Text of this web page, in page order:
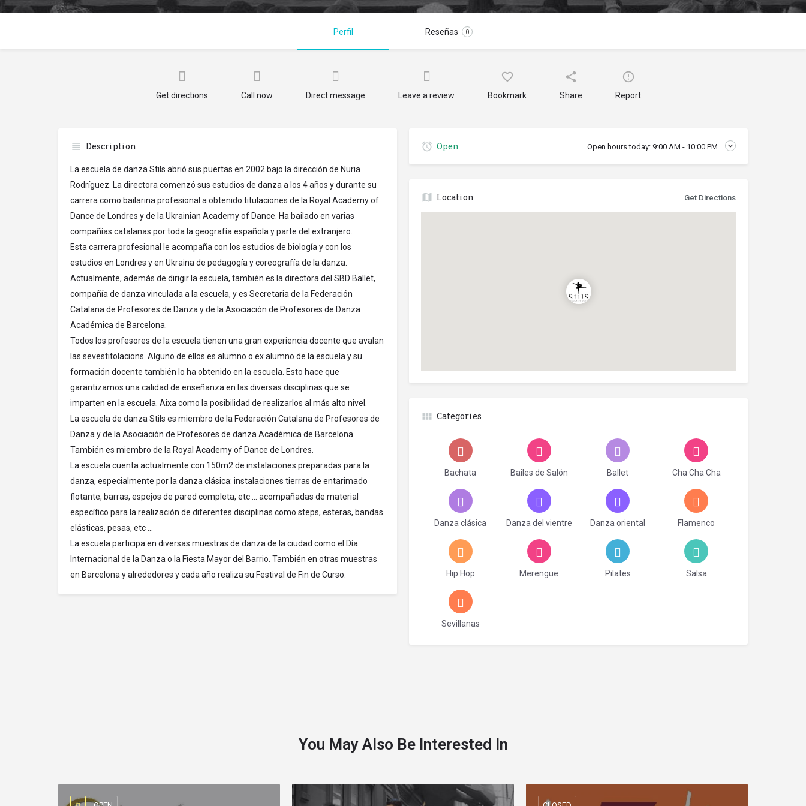
Perfil Reseñas 0
Get directions Call now Direct message Leave a review Bookmark Share Report
Description
La escuela de danza Stils abrió sus puertas en 2002 bajo la dirección de Nuria
Rodríguez. La directora comenzó sus estudios de danza a los 4 años y durante su
carrera como bailarina profesional a obtenido titulaciones de la Royal Academy of
Dance de Londres y de la Ukrainian Academy of Dance. Ha bailado en varias
compañías catalanas por toda la geografía española y parte del extranjero.
Esta carrera profesional le acompaña con los estudios de biología y con los
estudios en Londres y en Ukraina de pedagogía y coreografía de la danza.
Actualmente, además de dirigir la escuela, también es la directora del SBD Ballet,
compañía de danza vinculada a la escuela, y es Secretaria de la Federación
Catalana de Profesores de Danza y de la Asociación de Profesores de Danza
Académica de Barcelona.
Todos los profesores de la escuela tienen una gran experiencia docente que avalan
las sevestitolacions. Alguno de ellos es alumno o ex alumno de la escuela y su
formación docente también lo ha obtenido en la escuela. Esto hace que
garantizamos una calidad de enseñanza en las diversas disciplinas que se
imparten en la escuela. Aixa como la posibilidad de realizarlos al más alto nivel.
La escuela de danza Stils es miembro de la Federación Catalana de Profesores de
Danza y de la Asociación de Profesores de danza Académica de Barcelona.
También es miembro de la Royal Academy of Dance de Londres.
La escuela cuenta actualmente con 150m2 de instalaciones preparadas para la
danza, especialmente por la danza clásica: instalaciones tierras de entarimado
flotante, barras, espejos de pared completa, etc ... acompañadas de material
específico para la realización de diferentes disciplinas como steps, esteras, bandas
elásticas, pesas, etc ...
La escuela participa en diversas muestras de danza de la ciudad como el Día
Internacional de la Danza o la Fiesta Mayor del Barrio. También en otras muestras
en Barcelona y alrededores y cada año realiza su Festival de Fin de Curso.
Open Open hours today: 9:00 AM - 10:00 PM
Location Get Directions
Categories
Bachata Bailes de Salón Ballet Cha Cha Cha
Danza clásica Danza del vientre Danza oriental Flamenco
Hip Hop Merengue Pilates Salsa
Sevillanas
You May Also Be Interested In